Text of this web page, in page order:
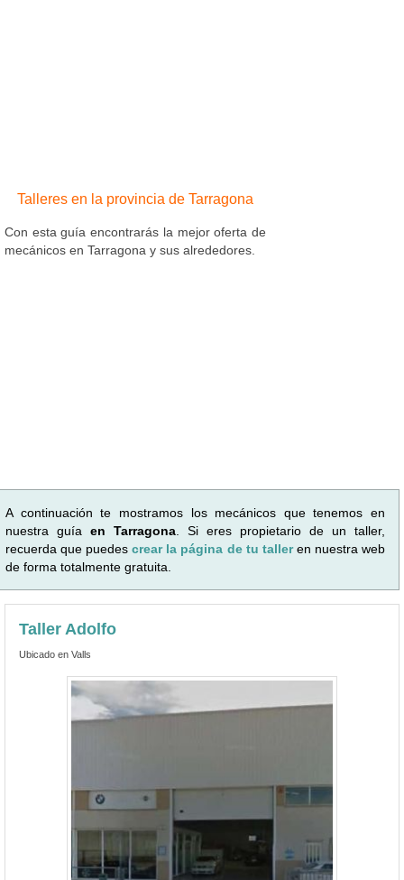
Talleres en la provincia de Tarragona
Con esta guía encontrarás la mejor oferta de
mecánicos en Tarragona y sus alrededores.
A continuación te mostramos los mecánicos que tenemos en
nuestra guía en Tarragona . Si eres propietario de un taller,
recuerda que puedescrear la página de tu talleren nuestra web
de forma totalmente gratuita.
Taller Adolfo
Ubicado en Valls